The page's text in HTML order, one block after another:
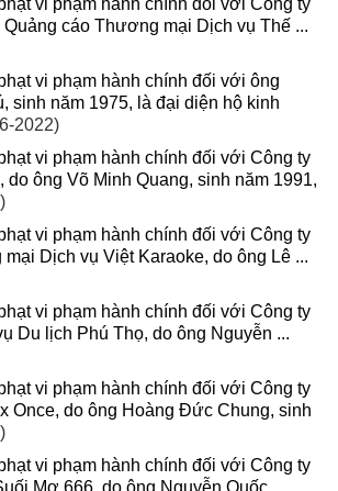
vi phạm hành chính đối với Công ty
cáo Thương mại Dịch vụ Thế ...
vi phạm hành chính đối với ông
sinh năm 1975, là đại diện hộ kinh
2022)
vi phạm hành chính đối với Công ty
do ông Võ Minh Quang, sinh năm 1991,
vi phạm hành chính đối với Công ty
Dịch vụ Việt Karaoke, do ông Lê ...
vi phạm hành chính đối với Công ty
Du lịch Phú Thọ, do ông Nguyễn ...
vi phạm hành chính đối với Công ty
Once, do ông Hoàng Đức Chung, sinh
vi phạm hành chính đối với Công ty
Mơ 666, do ông Nguyễn Quốc